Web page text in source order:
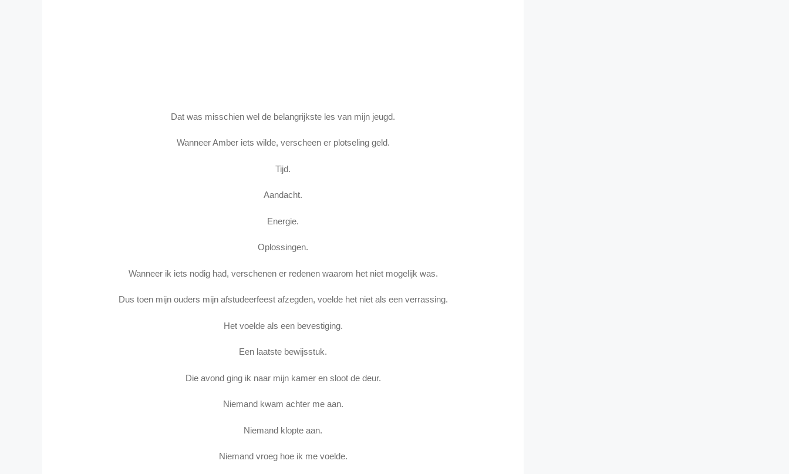
Dat was misschien wel de belangrijkste les van mijn jeugd.
Wanneer Amber iets wilde, verscheen er plotseling geld.
Tijd.
Aandacht.
Energie.
Oplossingen.
Wanneer ik iets nodig had, verschenen er redenen waarom het niet mogelijk was.
Dus toen mijn ouders mijn afstudeerfeest afzegden, voelde het niet als een verrassing.
Het voelde als een bevestiging.
Een laatste bewijsstuk.
Die avond ging ik naar mijn kamer en sloot de deur.
Niemand kwam achter me aan.
Niemand klopte aan.
Niemand vroeg hoe ik me voelde.